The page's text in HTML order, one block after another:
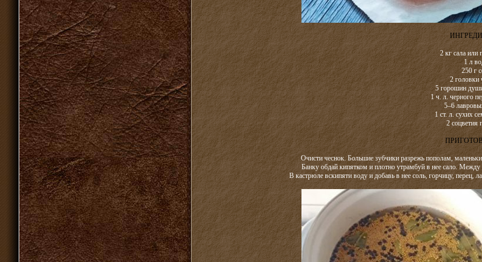
2 кг сала или
1 л
250 г
2 головки
5 горошин
1 ч. л. черного
5–6
1 ст. л. сухих
2 соцветия
Очисти чеснок. Большие зубчики разрежь пополам,
Банку обдай кипятком и плотно утрамбуй в нее сало.
В кастрюле вскипяти воду и добавь в нее соль, горчицу, перец,